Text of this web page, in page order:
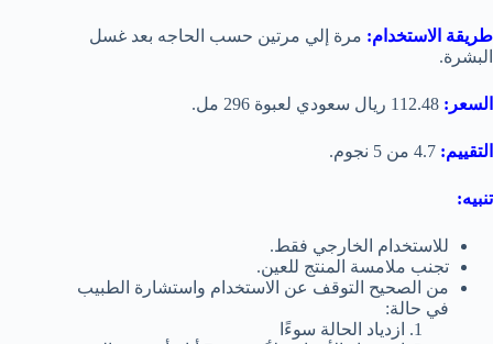
طريقة الاستخدام: مرة إلي مرتين حسب الحاجه بعد غسل
البشرة.
السعر: 112.48 ريال سعودي لعبوة 296 مل.
التقييم: 4.7 من 5 نجوم.
تنبيه:
للاستخدام الخارجي فقط.
تجنب ملامسة المنتج للعين.
من الصحيح التوقف عن الاستخدام واستشارة الطبيب
في حالة:
ازدياد الحالة سوءًا